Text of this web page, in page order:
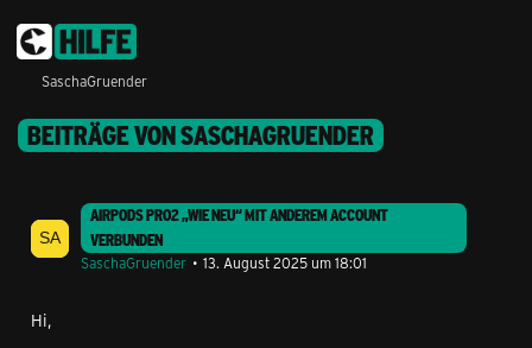
SaschaGruender
BEITRÄGE VON SASCHAGRUENDER
AIRPODS PRO2 „WIE NEU“ MIT ANDEREM ACCOUNT
VERBUNDEN
SaschaGruender
13. August 2025 um 18:01
Hi,